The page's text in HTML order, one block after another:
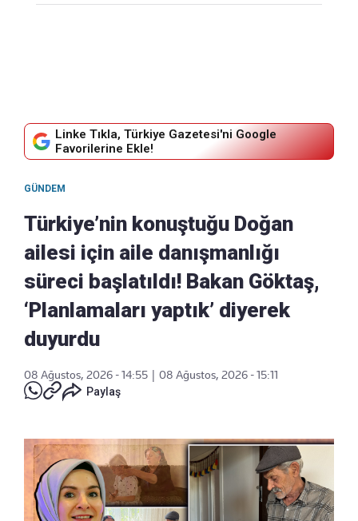
Linke Tıkla, Türkiye Gazetesi'ni Google
Favorilerine Ekle!
GÜNDEM
Türkiye’nin konuştuğu Doğan
ailesi için aile danışmanlığı
süreci başlatıldı! Bakan Göktaş,
‘Planlamaları yaptık’ diyerek
duyurdu
08 Ağustos, 2026 - 14:55
08 Ağustos, 2026 - 15:11
Paylaş